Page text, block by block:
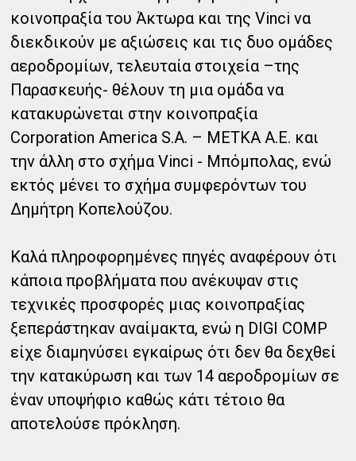
κοινοπραξία του Άκτωρα και της Vinci να
διεκδικούν με αξιώσεις και τις δυο ομάδες
αεροδρομίων, τελευταία στοιχεία –της
Παρασκευής- θέλουν τη μια ομάδα να
κατακυρώνεται στην κοινοπραξία
Corporation America S.A. – METKA Α.Ε. και
την άλλη στο σχήμα Vinci - Μπόμπολας, ενώ
εκτός μένει το σχήμα συμφερόντων του
Δημήτρη Κοπελούζου.
Καλά πληροφορημένες πηγές αναφέρουν ότι
κάποια προβλήματα που ανέκυψαν στις
τεχνικές προσφορές μιας κοινοπραξίας
ξεπεράστηκαν αναίμακτα, ενώ η DIGI COMP
είχε διαμηνύσει εγκαίρως ότι δεν θα δεχθεί
την κατακύρωση και των 14 αεροδρομίων σε
έναν υποψήφιο καθώς κάτι τέτοιο θα
αποτελούσε πρόκληση.